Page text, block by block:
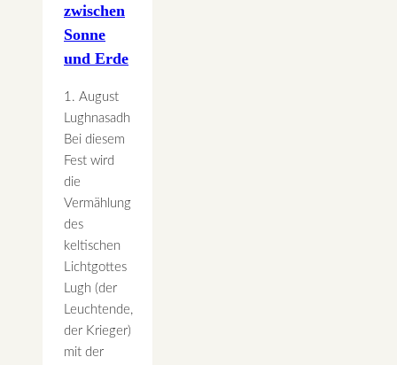
zwischen
Sonne
und Erde
1. August
Lughnasadh
Bei diesem
Fest wird
die
Vermählung
des
keltischen
Lichtgottes
Lugh (der
Leuchtende,
der Krieger)
mit der